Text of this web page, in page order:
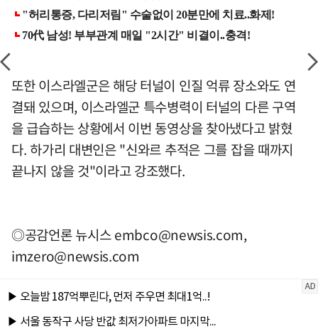
또한 이스라엘군은 해당 터널이 인질 억류 장소와도 연
결돼 있으며, 이스라엘군 특수병력이 터널의 다른 구역
을 급습하는 상황에서 이번 동영상을 찾아냈다고 밝혔
다. 하가리 대변인은 "신와르 추적은 그를 잡을 때까지
끝나지 않을 것"이라고 강조했다.
◎공감언론 뉴시스embco@newsis.com,
imzero@newsis.com